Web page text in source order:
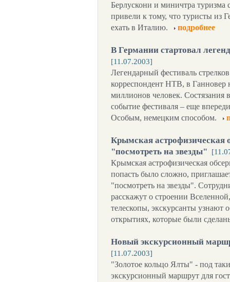
Берлускони и миничтра туризма
привели к тому, что туристы из
ехать в Италию.
подробнее
В Германии стартовал
[11.07.2003]
Легендарный фестиваль
корреспондент НТВ, в Ганновер
миллионов человек. Состязания
событие фестиваля – еще
Особым, немецким способом.
Крымская астрофизическая
"посмотреть на звезды"
Крымская астрофизическая
попасть было сложно,
"посмотреть на звезды".
расскажут о строении
телескопы, экскурсанты узнают
открытиях, которые были
Новый экскурсионный
[11.07.2003]
"Золотое кольцо Ялты" - под
экскурсионный маршрут для